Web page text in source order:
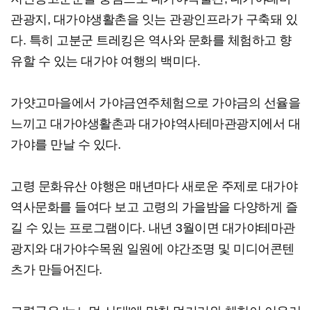
관광지, 대가야생활촌을 잇는 관광인프라가 구축돼 있
다. 특히 고분군 트레킹은 역사와 문화를 체험하고 향
유할 수 있는 대가야 여행의 백미다.
가얏고마을에서 가야금연주체험으로 가야금의 선율을
느끼고 대가야생활촌과 대가야역사테마관광지에서 대
가야를 만날 수 있다.
고령 문화유산 야행은 매년마다 새로운 주제로 대가야
역사문화를 들여다 보고 고령의 가을밤을 다양하게 즐
길 수 있는 프로그램이다. 내년 3월이면 대가야테마관
광지와 대가야수목원 일원에 야간조명 및 미디어콘텐
츠가 만들어진다.